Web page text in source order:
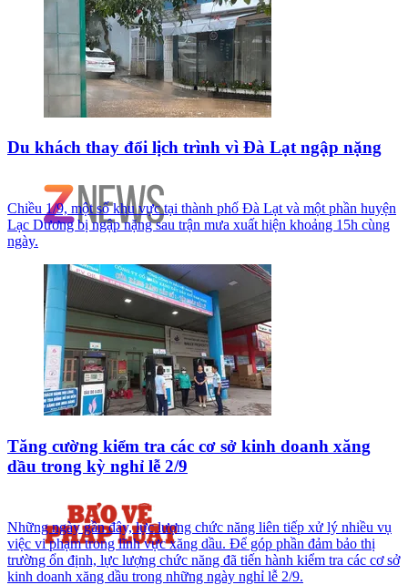
Du khách thay đổi lịch trình vì Đà Lạt ngập nặng
Chiều 1/9, một số khu vực tại thành phố Đà Lạt và một phần huyện
Lạc Dương bị ngập nặng sau trận mưa xuất hiện khoảng 15h cùng
ngày.
Tăng cường kiểm tra các cơ sở kinh doanh xăng
dầu trong kỳ nghỉ lễ 2/9
Những ngày gần đây, lực lượng chức năng liên tiếp xử lý nhiều vụ
việc vi phạm trong lĩnh vực xăng dầu. Để góp phần đảm bảo thị
trường ổn định, lực lượng chức năng đã tiến hành kiểm tra các cơ sở
kinh doanh xăng dầu trong những ngày nghỉ lễ 2/9.